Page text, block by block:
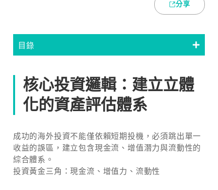
分享
目錄
核心投資邏輯：建立立體
化的資產評估體系
成功的海外投資不能僅依賴短期投機，必須跳出單一
收益的誤區，建立包含現金流、增值潛力與流動性的
綜合體系。
投資黃金三角：現金流、增值力、流動性